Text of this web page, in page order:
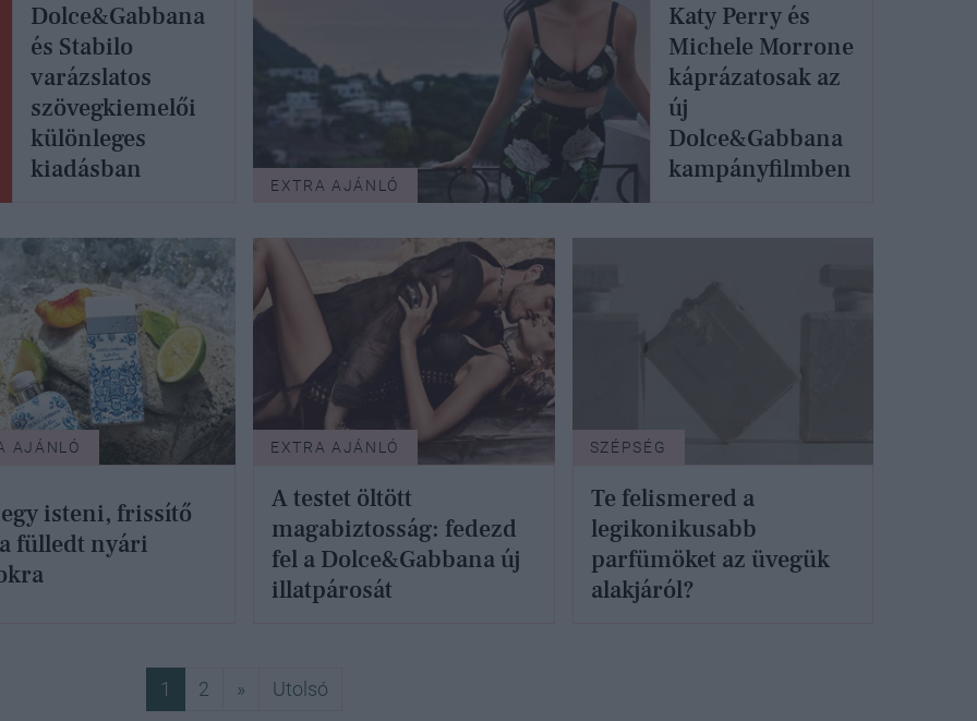
Dolce&Gabbana
és Stabilo
varázslatos
szövegkiemelői
különleges
kiadásban
EXTRA AJÁNLÓ
Katy Perry és
Michele Morrone
káprázatosak az
új
Dolce&Gabbana
kampányfilmben
AJÁNLÓ
isteni, frissítő
fülledt nyári
EXTRA AJÁNLÓ
A testet öltött
magabiztosság: fedezd
fel a Dolce&Gabbana új
illatpárosát
SZÉPSÉG
Te felismered a
legikonikusabb
parfümöket az üvegük
alakjáról?
1 2 » Következő
Utolsó